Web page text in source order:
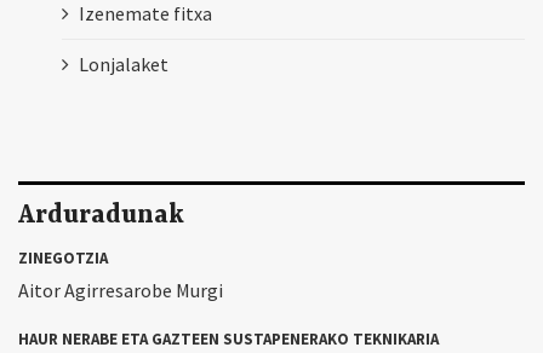
Izenemate fitxa
Lonjalaket
Arduradunak
ZINEGOTZIA
Aitor Agirresarobe Murgi
HAUR NERABE ETA GAZTEEN SUSTAPENERAKO TEKNIKARIA